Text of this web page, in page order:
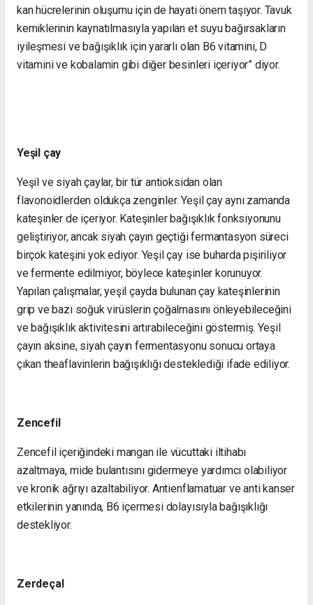
kan hücrelerinin oluşumu için de hayati önem taşıyor. Tavuk
kemiklerinin kaynatılmasıyla yapılan et suyu bağırsakların
iyileşmesi ve bağışıklık için yararlı olan B6 vitamini, D
vitamini ve kobalamin gibi diğer besinleri içeriyor” diyor.
Yeşil çay
Yeşil ve siyah çaylar, bir tür antioksidan olan
flavonoidlerden oldukça zenginler. Yeşil çay aynı zamanda
kateşinler de içeriyor. Kateşinler bağışıklık fonksiyonunu
geliştiriyor, ancak siyah çayın geçtiği fermantasyon süreci
birçok kateşini yok ediyor. Yeşil çay ise buharda pişiriliyor
ve fermente edilmiyor, böylece kateşinler korunuyor.
Yapılan çalışmalar, yeşil çayda bulunan çay kateşinlerinin
grip ve bazı soğuk virüslerin çoğalmasını önleyebileceğini
ve bağışıklık aktivitesini artırabileceğini göstermiş. Yeşil
çayın aksine, siyah çayın fermentasyonu sonucu ortaya
çıkan theaflavinlerin bağışıklığı desteklediği ifade ediliyor.
Zencefil
Zencefil içeriğindeki mangan ile vücuttaki iltihabı
azaltmaya, mide bulantısını gidermeye yardımcı olabiliyor
ve kronik ağrıyı azaltabiliyor. Antienflamatuar ve anti kanser
etkilerinin yanında, B6 içermesi dolayısıyla bağışıklığı
destekliyor.
Zerdeçal